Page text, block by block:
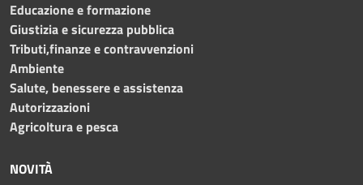
Educazione e formazione
Giustizia e sicurezza pubblica
Tributi,finanze e contravvenzioni
Ambiente
Salute, benessere e assistenza
Autorizzazioni
Agricoltura e pesca
NOVITÀ